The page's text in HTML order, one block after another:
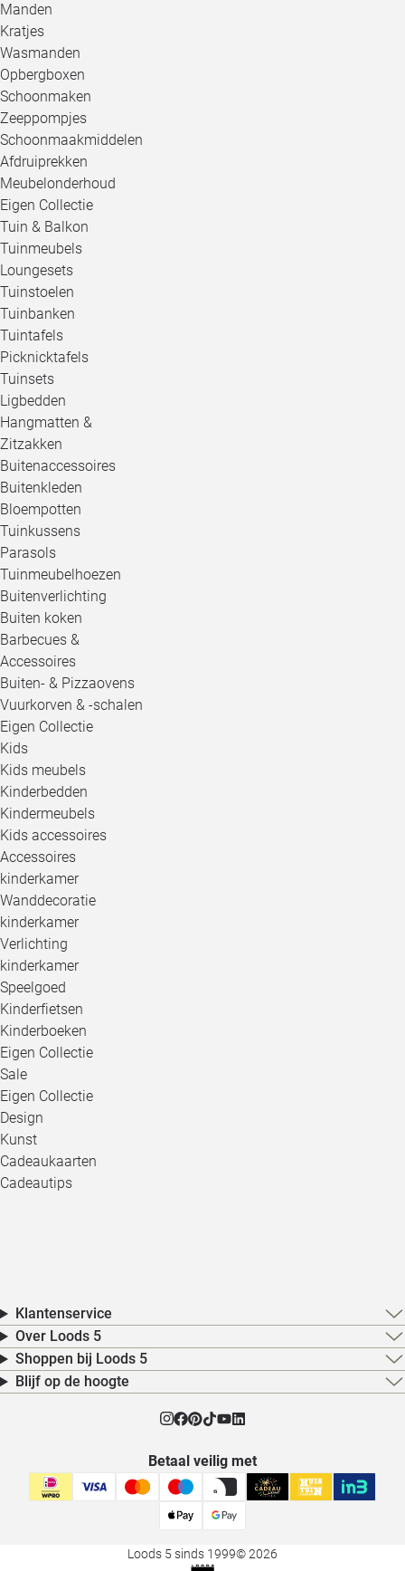
Manden
Kratjes
Wasmanden
Opbergboxen
Schoonmaken
Zeeppompjes
Schoonmaakmiddelen
Afdruiprekken
Meubelonderhoud
Eigen Collectie
Tuin & Balkon
Tuinmeubels
Loungesets
Tuinstoelen
Tuinbanken
Tuintafels
Picknicktafels
Tuinsets
Ligbedden
Hangmatten &
Zitzakken
Buitenaccessoires
Buitenkleden
Bloempotten
Tuinkussens
Parasols
Tuinmeubelhoezen
Buitenverlichting
Buiten koken
Barbecues &
Accessoires
Buiten- & Pizzaovens
Vuurkorven & -schalen
Eigen Collectie
Kids
Kids meubels
Kinderbedden
Kindermeubels
Kids accessoires
Accessoires
kinderkamer
Wanddecoratie
kinderkamer
Verlichting
kinderkamer
Speelgoed
Kinderfietsen
Kinderboeken
Eigen Collectie
Sale
Eigen Collectie
Design
Kunst
Cadeaukaarten
Cadeautips
Klantenservice
Over Loods 5
Shoppen bij Loods 5
Blijf op de hoogte
Betaal veilig met
Loods 5 sinds 1999© 2026